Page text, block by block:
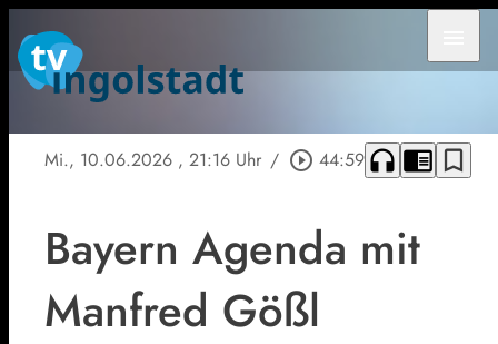
Mi., 10.06.2026 , 21:16 Uhr / play_circle_outline 44:59 headphones chrome_reader_mode bookmark_border
Bayern Agenda mit
Manfred Gößl